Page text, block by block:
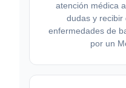
atención médica
dudas y recibir
enfermedades de
por un